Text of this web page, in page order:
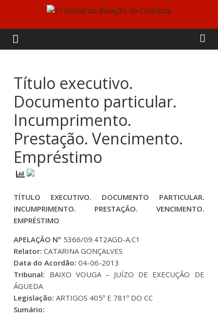
content
Tribunal
da
Relação
de
Coimbra
Título executivo.
Documento particular.
Incumprimento.
Prestação. Vencimento.
Empréstimo
TÍTULO EXECUTIVO. DOCUMENTO PARTICULAR.
INCUMPRIMENTO. PRESTAÇÃO. VENCIMENTO.
EMPRÉSTIMO
APELAÇÃO Nº 5366/09.4T2AGD-A.C1
Relator:CATARINA GONÇALVES
Data do Acordão: 04-06-2013
Tribunal: BAIXO VOUGA – JUÍZO DE EXECUÇÃO DE
ÁGUEDA
Legislação: ARTIGOS 405º E 781º DO CC
Sumário: